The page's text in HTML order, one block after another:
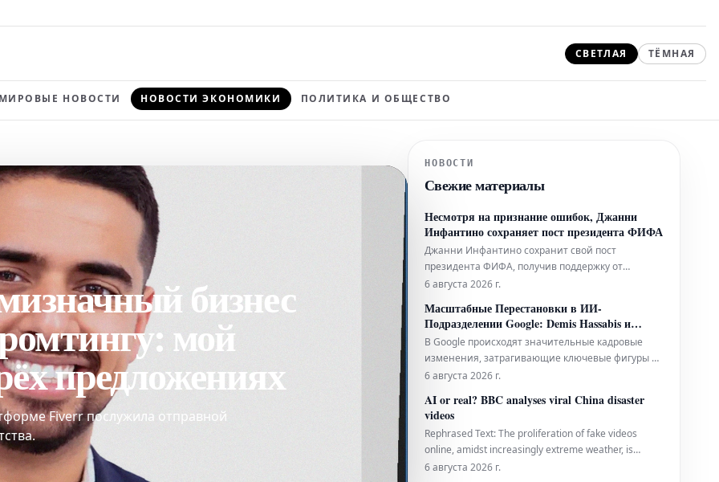
СВЕТЛАЯ ТЁМНАЯ
МИРОВЫЕ НОВОСТИ НОВОСТИ ЭКОНОМИКИ ПОЛИТИКА И ОБЩЕСТВО
бизнес
мой
предложениях
Fiverr послужила отправной
НОВОСТИ
Свежие материалы
Несмотря на признание ошибок, Джанни
Инфантино сохраняет пост президента ФИФА
Джанни Инфантино сохранит свой пост
президента ФИФА, получив поддержку от
высшего руководства после состоявшейся
руководящий орган признал совершение
«ошибок».
6 августа 2026 г.
Масштабные Перестановки в ИИ-
Подразделении Google: Demis Hassabis и
Будущее Deepmind
В Google происходят значительные кадровые
изменения, затрагивающие ключевые фигуры в
сфере искусственного интеллекта. Признанный
основателей Google Deepmind, принимает на
себя новые ответственные должности. Эти
перестановки сопровождаются уходом ряда дру
6 августа 2026 г.
AI or real? BBC analyses viral China disaster
videos
Rephrased Text: The proliferation of fake videos
online, amidst increasingly extreme weather, is
creating tangible real-world issues within China.
6 августа 2026 г.